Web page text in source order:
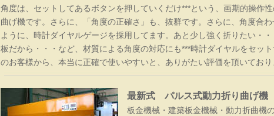
角度は、セットしてあるボタンを押していくだけ***という、画期的操作
曲げ機です。さらに、「角度の正確さ」も、抜群です。さらに、角度合
ように、時計ダイヤルゲージを採用してます。あと少し強く折りたい・
板だから・・・など、材質による角度の対応にも***時計ダイヤルをセッ
のお客様から、本当に正確で使いやすいと、ありがたい評価を頂いており
最新式 パルス式動力折り曲げ機
板金機械・建築板金機械・動力折曲機